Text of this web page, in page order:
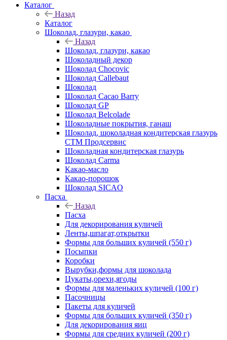
Каталог
Назад
Каталог
Шоколад, глазури, какао
Назад
Шоколад, глазури, какао
Шоколадный декор
Шоколад Chocovic
Шоколад Callebaut
Шоколад
Шоколад Cacao Barry
Шоколад GP
Шоколад Belcolade
Шоколадные покрытия, ганаш
Шоколад, шоколадная кондитерская глазурь
СТМ Продсервис
Шоколадная кондитерская глазурь
Шоколад Carma
Какао-масло
Какао-порошок
Шоколад SICAO
Пасха
Назад
Пасха
Для декорирования куличей
Ленты,шпагат,открытки
Формы для больших куличей (550 г)
Посыпки
Коробки
Вырубки,формы для шоколада
Цукаты,орехи,ягоды
Формы для маленьких куличей (100 г)
Пасочницы
Пакеты для куличей
Формы для больших куличей (350 г)
Для декорирования яиц
Формы для средних куличей (200 г)